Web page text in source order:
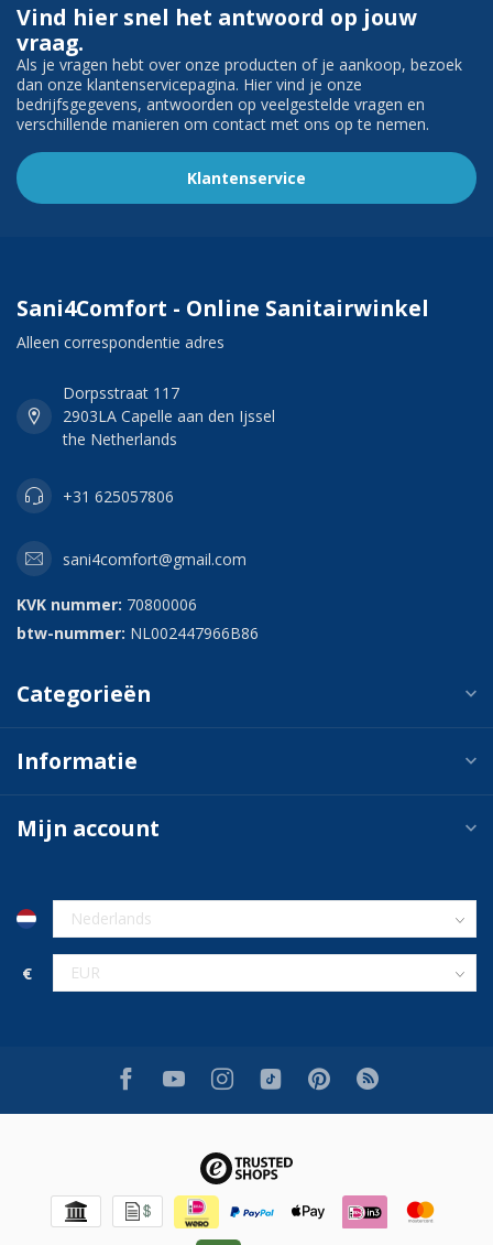
Vind hier snel het antwoord op jouw
vraag.
Als je vragen hebt over onze producten of je aankoop, bezoek
dan onze klantenservicepagina. Hier vind je onze
bedrijfsgegevens, antwoorden op veelgestelde vragen en
verschillende manieren om contact met ons op te nemen.
Klantenservice
Sani4Comfort - Online Sanitairwinkel
Alleen correspondentie adres
Dorpsstraat 117
2903LA Capelle aan den Ijssel
the Netherlands
+31 625057806
sani4comfort@gmail.com
KVK nummer: 70800006
btw-nummer: NL002447966B86
Categorieën
Informatie
Mijn account
€